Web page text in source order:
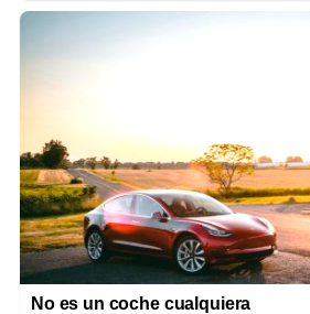
No es un coche cualquiera